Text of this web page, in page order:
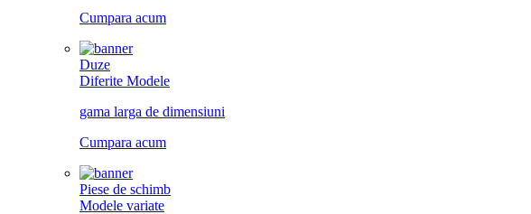
Cumpara acum
Duze
Diferite Modele
gama larga de dimensiuni
Cumpara acum
Piese de schimb
Modele variate